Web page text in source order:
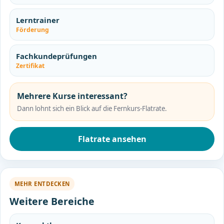
Lerntrainer
Förderung
Fachkundeprüfungen
Zertifikat
Mehrere Kurse interessant?
Dann lohnt sich ein Blick auf die Fernkurs-Flatrate.
Flatrate ansehen
MEHR ENTDECKEN
Weitere Bereiche